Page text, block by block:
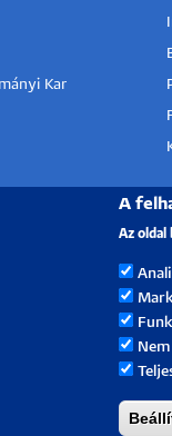
Kar
Kancellária|
A
Az oldal